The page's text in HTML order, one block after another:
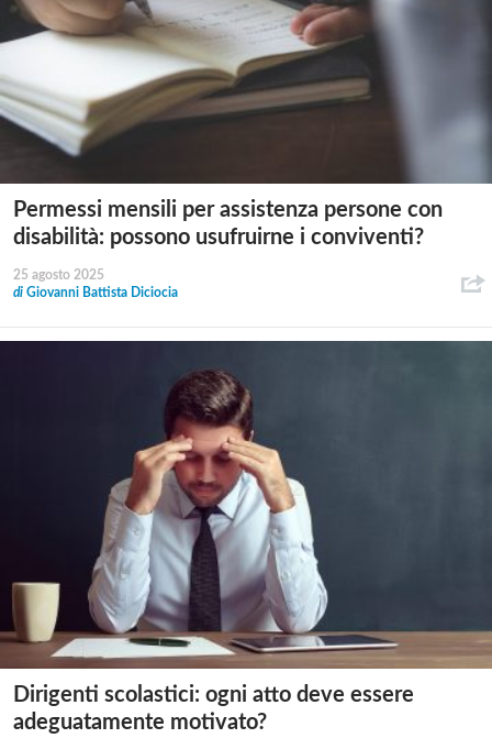
Permessi mensili per assistenza persone con
disabilità: possono usufruirne i conviventi?
25 agosto 2025
di Giovanni Battista Diciocia
Dirigenti scolastici: ogni atto deve essere
adeguatamente motivato?